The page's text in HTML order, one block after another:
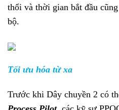
thổi và thời gian bắt đầu
bộ.
Tối ưu hóa từ xa
Trước khi Dây chuyền 2 có